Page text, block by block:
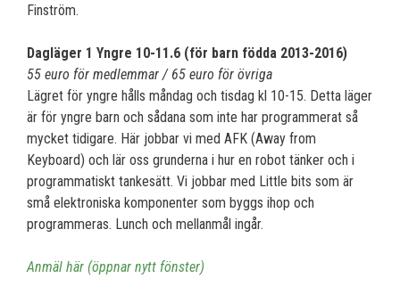
Finström.
Dagläger 1 Yngre 10-11.6 (för barn födda 2013-2016)
55 euro för medlemmar / 65 euro för övriga
Lägret för yngre hålls måndag och tisdag kl 10-15. Detta läger
är för yngre barn och sådana som inte har programmerat så
mycket tidigare. Här jobbar vi med AFK (Away from
Keyboard) och lär oss grunderna i hur en robot tänker och i
programmatiskt tankesätt. Vi jobbar med Little bits som är
små elektroniska komponenter som byggs ihop och
programmeras. Lunch och mellanmål ingår.
Anmäl här (öppnar nytt fönster)